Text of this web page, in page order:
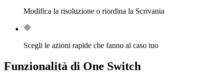
Modifica la risoluzione o riordina la Scrivania
Scegli le azioni rapide che fanno al caso tuo
Funzionalità di One Switch